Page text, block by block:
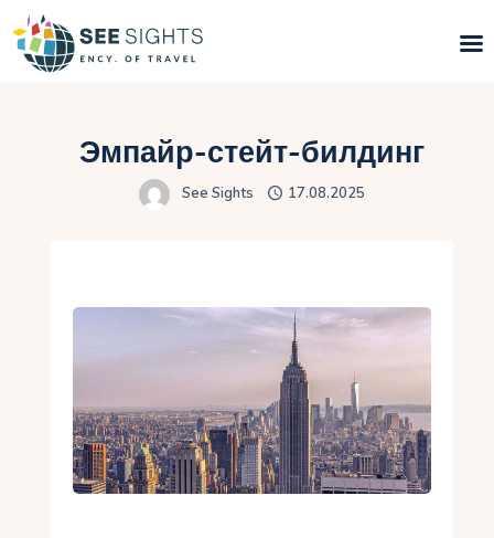
Горящие туры
Контакты
Эмпайр-стейт-билдинг
See Sights 17.08.2025